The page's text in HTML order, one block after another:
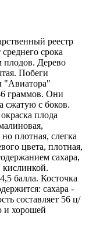
реестр
срока
плодов. Дерево
Побеги
"Авиатора"
граммов. Они
сжатую с боков.
плода
плотная, слегка
цвета, плотная,
сахара,
кислинкой.
балла. Косточка
сахара -
составляет 56 ц/
и хорошей